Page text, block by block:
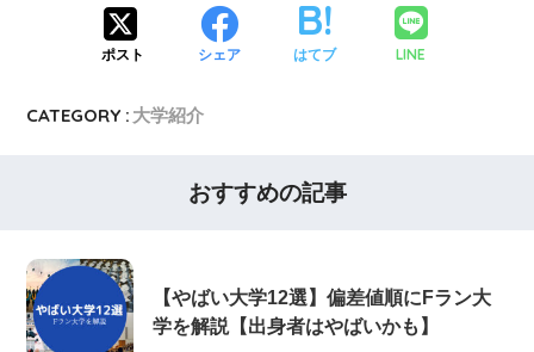
ポスト シェア はてブ LINE
CATEGORY : 大学紹介
おすすめの記事
【やばい大学12選】偏差値順にFラン大
学を解説【出身者はやばいかも】